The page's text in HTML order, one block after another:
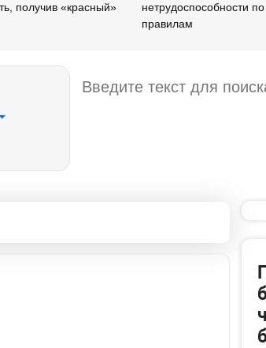
получив «красный»
нетрудоспособности
правилам